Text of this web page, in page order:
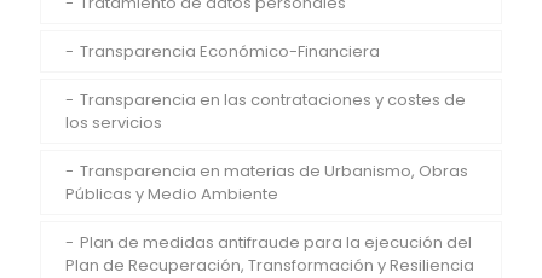
Transparencia Económico-Financiera
Transparencia en las contrataciones y costes de
los servicios
Transparencia en materias de Urbanismo, Obras
Públicas y Medio Ambiente
Plan de medidas antifraude para la ejecución del
Plan de Recuperación, Transformación y Resiliencia